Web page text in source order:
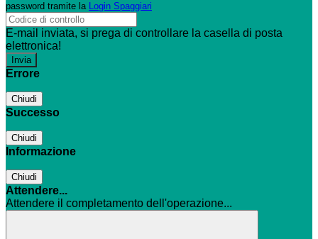
password tramite la Login Spaggiari
E-mail inviata, si prega di controllare la casella di posta
elettronica!
Errore
Chiudi
Successo
Chiudi
Informazione
Chiudi
Attendere...
Attendere il completamento dell'operazione...